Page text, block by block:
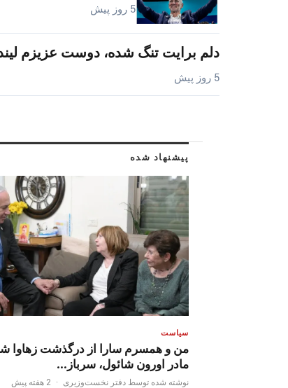
5 روز پیش
دلم برایت تنگ شده، دوست عزیزم
5 روز پیش
پیشنهاد شده
سیاست
من و همسرم سارا از درگذشت زهاوا
مادر اورون شائول، سرباز…
نوشته شده توسط دفتر نخست‌وزیری · 2 هفته پیش